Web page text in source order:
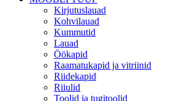
Kirjutuslauad
Kohvilauad
Kummutid
Lauad
Öökapid
Raamatukapid ja vitriinid
Riidekapid
Riiulid
Toolid ja tugitoolid